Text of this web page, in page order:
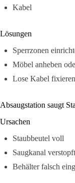
Kabel
Lösungen
Sperrzonen
Möbel anheben
Lose Kabel fixieren
Absaugstation saugt
Ursachen
Staubbeutel voll
Saugkanal verstopft
Behälter falsch